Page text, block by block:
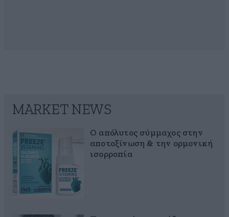
MARKET NEWS
Ο απόλυτος σύμμαχος στην
αποτοξίνωση & την ορμονική
ισορροπία